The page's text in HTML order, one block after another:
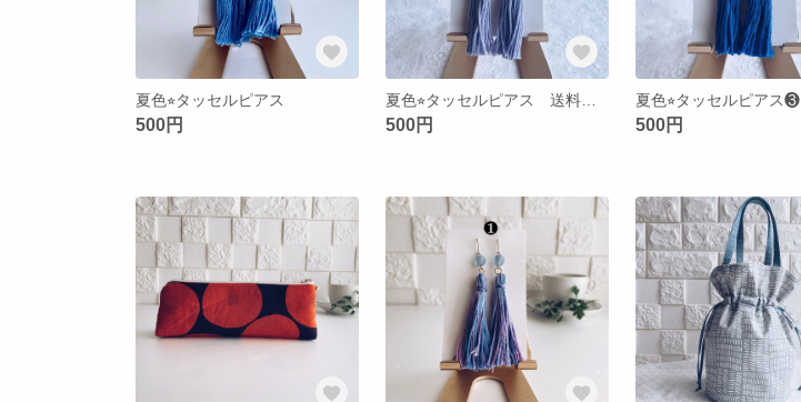
夏色⭐︎タッセルピアス
500円
夏色⭐︎タッセルピアス 送料無料
500円
夏色⭐︎タッセルピアス❸
500円